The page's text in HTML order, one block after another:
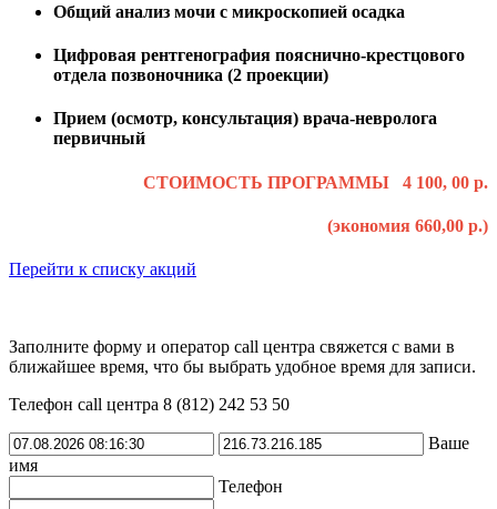
Общий анализ мочи с микроскопией осадка
Цифровая рентгенография пояснично-крестцового
отдела позвоночника (2 проекции)
Прием (осмотр, консультация) врача-невролога
первичный
СТОИМОСТЬ ПРОГРАММЫ 4 100, 00 р.
(экономия 660,00 р.)
Перейти к списку акций
Заполните форму и оператор call центра свяжется с вами в
ближайшее время, что бы выбрать удобное время для записи.
Телефон call центра 8 (812) 242 53 50
Ваше
имя
Телефон